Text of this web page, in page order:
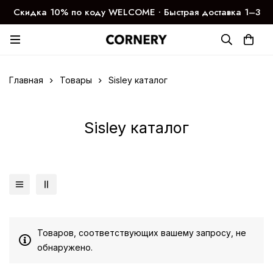
Скидка 10% по коду WELCOME ∙ Быстрая доставка 1–3
дня
Главная Товары Sisley каталог
Sisley каталог
Товаров, соответствующих вашему запросу, не
обнаружено.